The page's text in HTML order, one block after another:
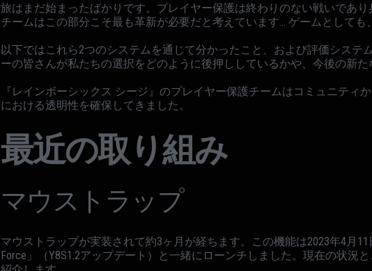
旅はまだ始まったばかりです。プレイヤー保護は終わりのない戦いであ
チームはこの部分こそ最も革新が必要だと考えています… ゲームとしても
以下ではこれら2つのシステムを通じて分かったこと、および評価システ
ーの皆さんが私たちの選択をどのように後押ししているかや、今後の新
『レインボーシックス シージ』のプレイヤー保護チームはコミュニティ
における透明性を確保してきました。
最近の取り組み
マウストラップ
マウストラップが実装されて約3ヶ月が経ちます。この機能は2023年4月11
Force」（Y8S1.2アップデート）と一緒にローンチしました。現在の状況